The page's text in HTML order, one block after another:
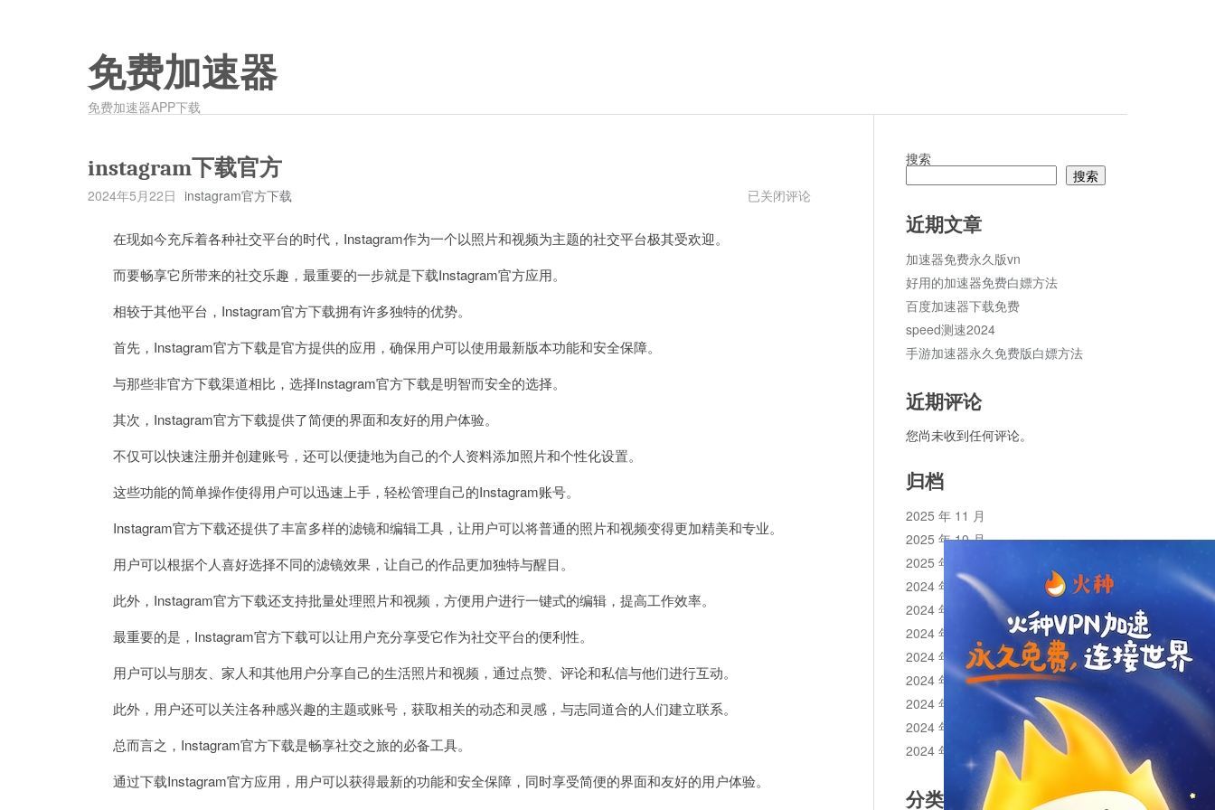
免费加速器
免费加速器APP下载
instagram下载官方
2024年5月22日 instagram官方下载
instagram
已关闭评论
在现如今充斥着各种社交平台的时代，Instagram作为一个以照片和视频为主题的社交平台极其受欢迎。
而要畅享它所带来的社交乐趣，最重要的一步就是下载Instagram官方应用。
相较于其他平台，Instagram官方下载拥有许多独特的优势。
首先，Instagram官方下载是官方提供的应用，确保用户可以使用最新版本功能和安全保障。
与那些非官方下载渠道相比，选择Instagram官方下载是明智而安全的选择。
其次，Instagram官方下载提供了简便的界面和友好的用户体验。
不仅可以快速注册并创建账号，还可以便捷地为自己的个人资料添加照片和个性化设置。
这些功能的简单操作使得用户可以迅速上手，轻松管理自己的Instagram账号。
Instagram官方下载还提供了丰富多样的滤镜和编辑工具，让用户可以将普通的照片和视频变得更加精美和专业。
用户可以根据个人喜好选择不同的滤镜效果，让自己的作品更加独特与醒目。
此外，Instagram官方下载还支持批量处理照片和视频，方便用户进行一键式的编辑，提高工作效率。
最重要的是，Instagram官方下载可以让用户充分享受它作为社交平台的便利性。
用户可以与朋友、家人和其他用户分享自己的生活照片和视频，通过点赞、评论和私信与他们进行互动。
此外，用户还可以关注各种感兴趣的主题或账号，获取相关的动态和灵感，与志同道合的人们建立联系。
总而言之，Instagram官方下载是畅享社交之旅的必备工具。
通过下载Instagram官方应用，用户可以获得最新的功能和安全保障，同时享受简便的界面和友好的用户体验。
搜索
搜索
近期文章
加速器免费永久版vn
好用的加速器免费白嫖方法
百度加速器下载免费
speed测速2024
手游加速器永久免费版白嫖方法
近期评论
您尚未收到任何评论。
归档
2025 年 11 月
2025 年 10 月
2025 年 1 月
2024 年 12 月
2024 年 11 月
2024 年 10 月
2024 年 9 月
2024 年 8 月
2024 年 7 月
2024 年 6 月
2024 年 5 月
分类目录